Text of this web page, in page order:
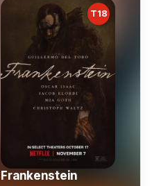
T18
Frankenstein